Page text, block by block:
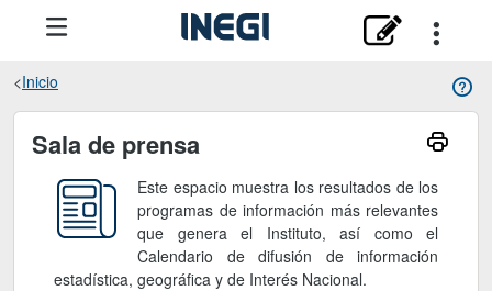
Inicio
Sala de prensa
Sala de prensa
Este espacio muestra los resultados de los
programas de información más relevantes
que genera el Instituto, así como el
Calendario de difusión de información
estadística, geográfica y de Interés Nacional.